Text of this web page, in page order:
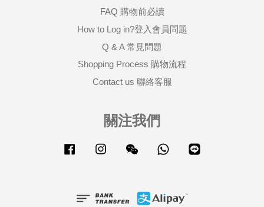
FAQ 購物前必讀
How to Log in?登入會員問題
Q & A 常見問題
Shopping Process 購物流程
Contact us 聯絡客服
關注我們
Facebook Instagram Wechat Whatsapp